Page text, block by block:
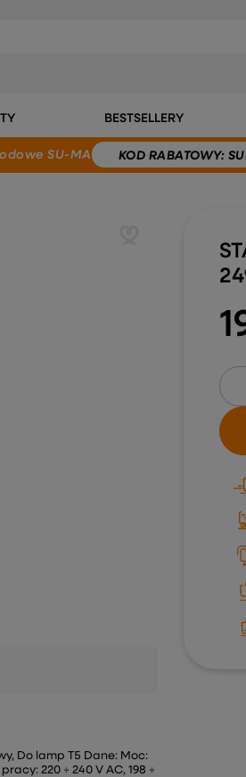
BESTSELLERY
SU-MA KOD RABATOWY:
Do lamp T5 Dane: Moc:
220 ÷ 240 V AC, 198 ÷